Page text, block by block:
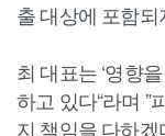
출 대상에 포함
최 대표는 ‘영향
하고 있다“라며
지 책임을 다하겠